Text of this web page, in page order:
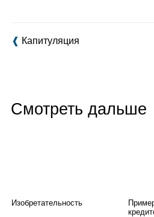
❰ Капитуляция
Смотреть дальше
Изобретательность